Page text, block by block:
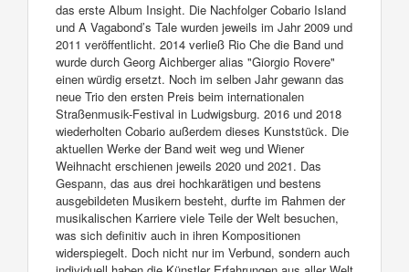
das erste Album Insight. Die Nachfolger Cobario Island
und A Vagabond’s Tale wurden jeweils im Jahr 2009 und
2011 veröffentlicht. 2014 verließ Rio Che die Band und
wurde durch Georg Aichberger alias "Giorgio Rovere"
einen würdig ersetzt. Noch im selben Jahr gewann das
neue Trio den ersten Preis beim internationalen
Straßenmusik-Festival in Ludwigsburg. 2016 und 2018
wiederholten Cobario außerdem dieses Kunststück. Die
aktuellen Werke der Band weit weg und Wiener
Weihnacht erschienen jeweils 2020 und 2021. Das
Gespann, das aus drei hochkarätigen und bestens
ausgebildeten Musikern besteht, durfte im Rahmen der
musikalischen Karriere viele Teile der Welt besuchen,
was sich definitiv auch in ihren Kompositionen
widerspiegelt. Doch nicht nur im Verbund, sondern auch